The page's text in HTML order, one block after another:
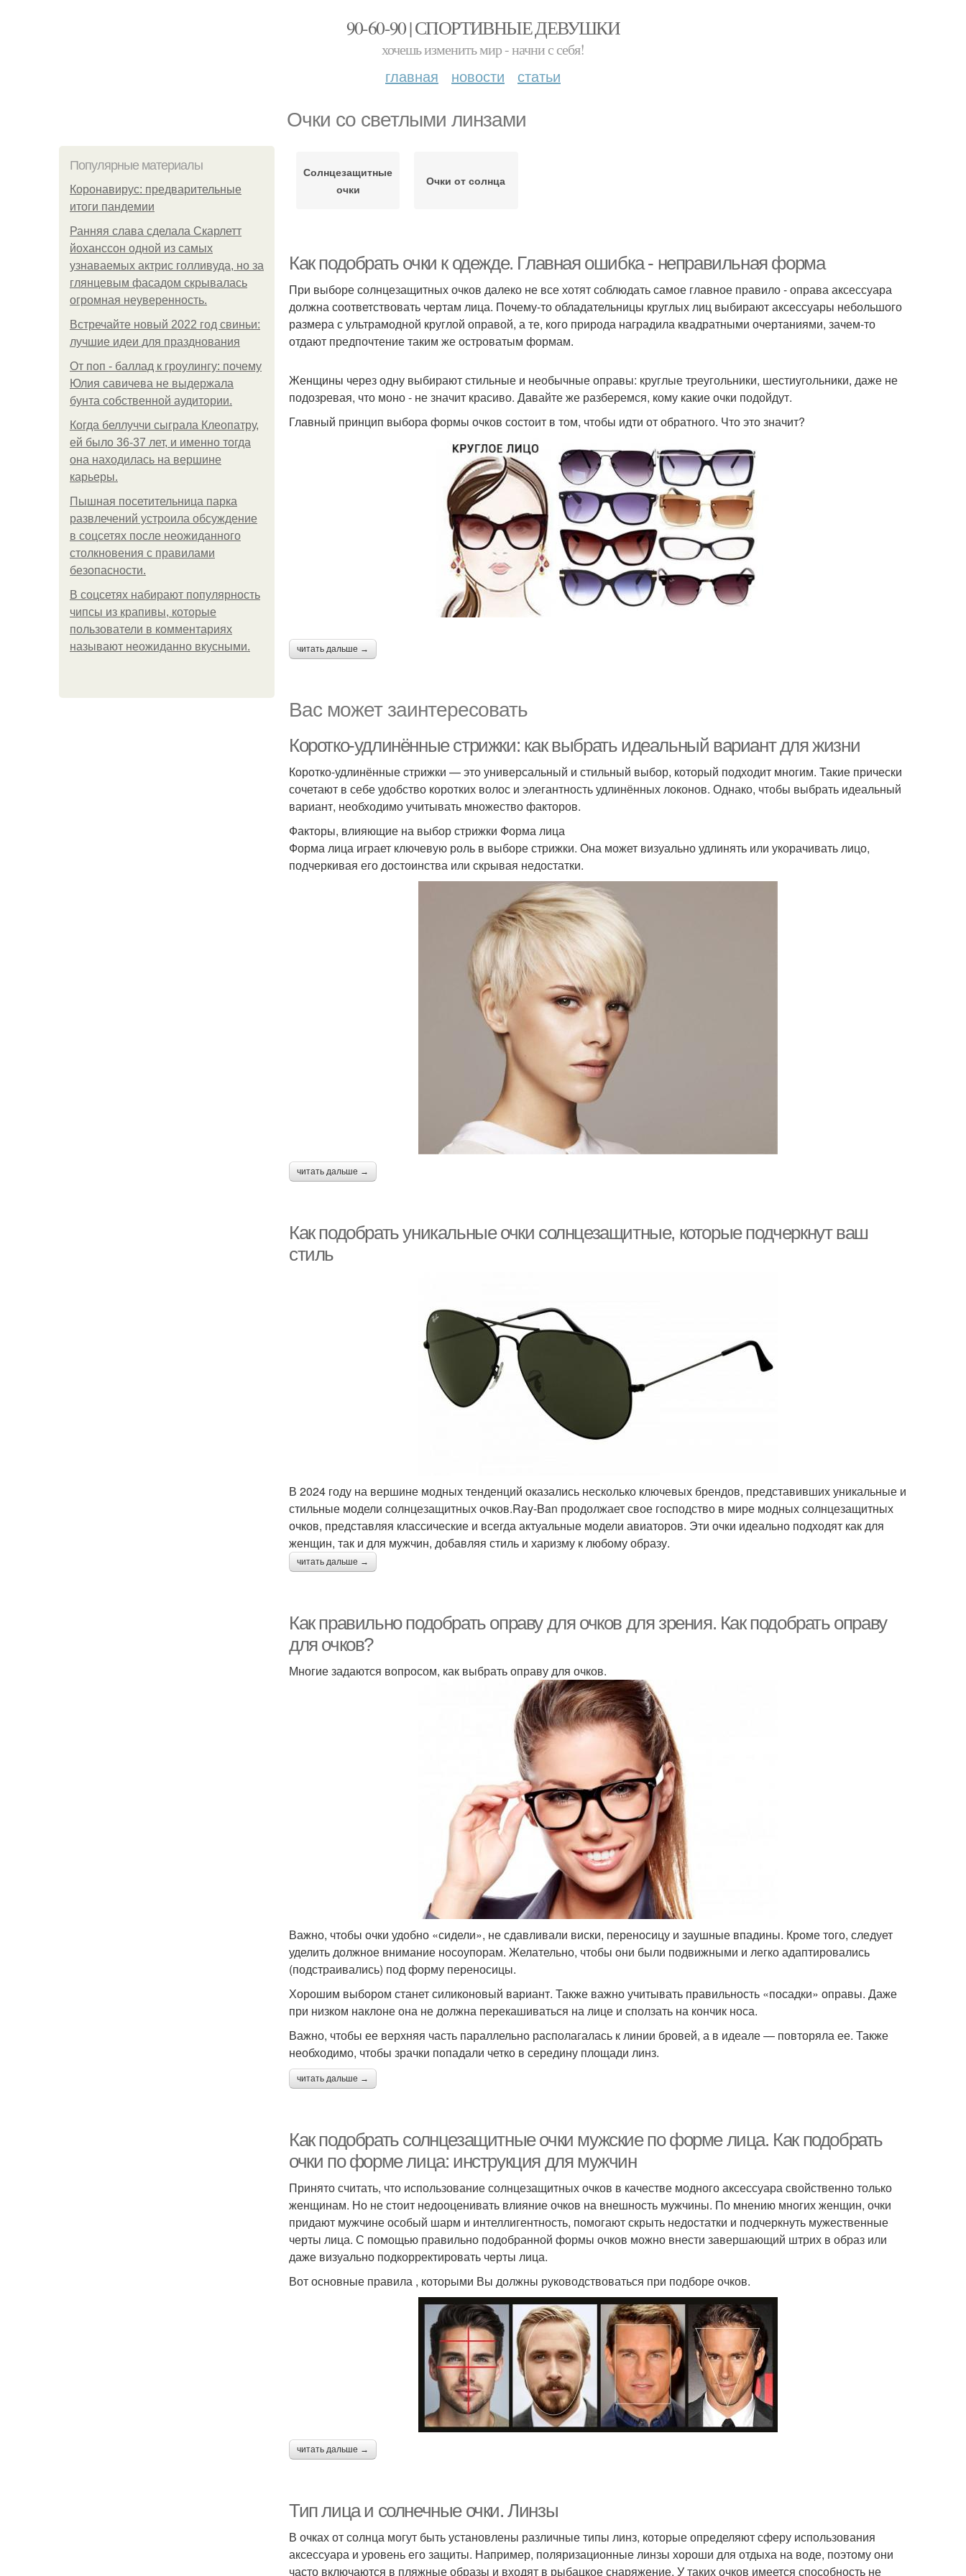
90-60-90 | СПОРТИВНЫЕ ДЕВУШКИ
хочешь изменить мир - начни с себя!
главная новости статьи
Очки со светлыми линзами
Популярные материалы
Коронавирус: предварительные
итоги пандемии
Ранняя слава сделала Скарлетт
йоханссон одной из самых
узнаваемых актрис голливуда, но за
глянцевым фасадом скрывалась
огромная неуверенность.
Встречайте новый 2022 год свиньи:
лучшие идеи для празднования
От поп - баллад к гроулингу: почему
Юлия савичева не выдержала
бунта собственной аудитории.
Когда беллуччи сыграла Клеопатру,
ей было 36-37 лет, и именно тогда
она находилась на вершине
карьеры.
Пышная посетительница парка
развлечений устроила обсуждение
в соцсетях после неожиданного
столкновения с правилами
безопасности.
В соцсетях набирают популярность
чипсы из крапивы, которые
пользователи в комментариях
называют неожиданно вкусными.
Солнцезащитные
очки
Очки от солнца
Как подобрать очки к одежде. Главная ошибка - неправильная форма
При выборе солнцезащитных очков далеко не все хотят соблюдать самое главное правило - оправа аксессуара
должна соответствовать чертам лица. Почему-то обладательницы круглых лиц выбирают аксессуары небольшого
размера с ультрамодной круглой оправой, а те, кого природа наградила квадратными очертаниями, зачем-то
отдают предпочтение таким же островатым формам.
Женщины через одну выбирают стильные и необычные оправы: круглые треугольники, шестиугольники, даже не
подозревая, что моно - не значит красиво. Давайте же разберемся, кому какие очки подойдут.
Главный принцип выбора формы очков состоит в том, чтобы идти от обратного. Что это значит?
читать дальше →
Вас может заинтересовать
Коротко-удлинённые стрижки: как выбрать идеальный вариант для жизни
Коротко-удлинённые стрижки — это универсальный и стильный выбор, который подходит многим. Такие прически
сочетают в себе удобство коротких волос и элегантность удлинённых локонов. Однако, чтобы выбрать идеальный
вариант, необходимо учитывать множество факторов.
Факторы, влияющие на выбор стрижки Форма лица
Форма лица играет ключевую роль в выборе стрижки. Она может визуально удлинять или укорачивать лицо,
подчеркивая его достоинства или скрывая недостатки.
читать дальше →
Как подобрать уникальные очки солнцезащитные, которые подчеркнут ваш
стиль
В 2024 году на вершине модных тенденций оказались несколько ключевых брендов, представивших уникальные и
стильные модели солнцезащитных очков.Ray-Ban продолжает свое господство в мире модных солнцезащитных
очков, представляя классические и всегда актуальные модели авиаторов. Эти очки идеально подходят как для
женщин, так и для мужчин, добавляя стиль и харизму к любому образу.
читать дальше →
Как правильно подобрать оправу для очков для зрения. Как подобрать оправу
для очков?
Многие задаются вопросом, как выбрать оправу для очков.
Важно, чтобы очки удобно «сидели», не сдавливали виски, переносицу и заушные впадины. Кроме того, следует
уделить должное внимание носоупорам. Желательно, чтобы они были подвижными и легко адаптировались
(подстраивались) под форму переносицы.
Хорошим выбором станет силиконовый вариант. Также важно учитывать правильность «посадки» оправы. Даже
при низком наклоне она не должна перекашиваться на лице и сползать на кончик носа.
Важно, чтобы ее верхняя часть параллельно располагалась к линии бровей, а в идеале — повторяла ее. Также
необходимо, чтобы зрачки попадали четко в середину площади линз.
читать дальше →
Как подобрать солнцезащитные очки мужские по форме лица. Как подобрать
очки по форме лица: инструкция для мужчин
Принято считать, что использование солнцезащитных очков в качестве модного аксессуара свойственно только
женщинам. Но не стоит недооценивать влияние очков на внешность мужчины. По мнению многих женщин, очки
придают мужчине особый шарм и интеллигентность, помогают скрыть недостатки и подчеркнуть мужественные
черты лица. С помощью правильно подобранной формы очков можно внести завершающий штрих в образ или
даже визуально подкорректировать черты лица.
Вот основные правила , которыми Вы должны руководствоваться при подборе очков.
читать дальше →
Тип лица и солнечные очки. Линзы
В очках от солнца могут быть установлены различные типы линз, которые определяют сферу использования
аксессуара и уровень его защиты. Например, поляризационные линзы хороши для отдыха на воде, поэтому они
часто включаются в пляжные образы и входят в рыбацкое снаряжение. У таких очков имеется способность не